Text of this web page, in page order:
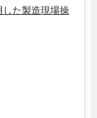
た製造現場操